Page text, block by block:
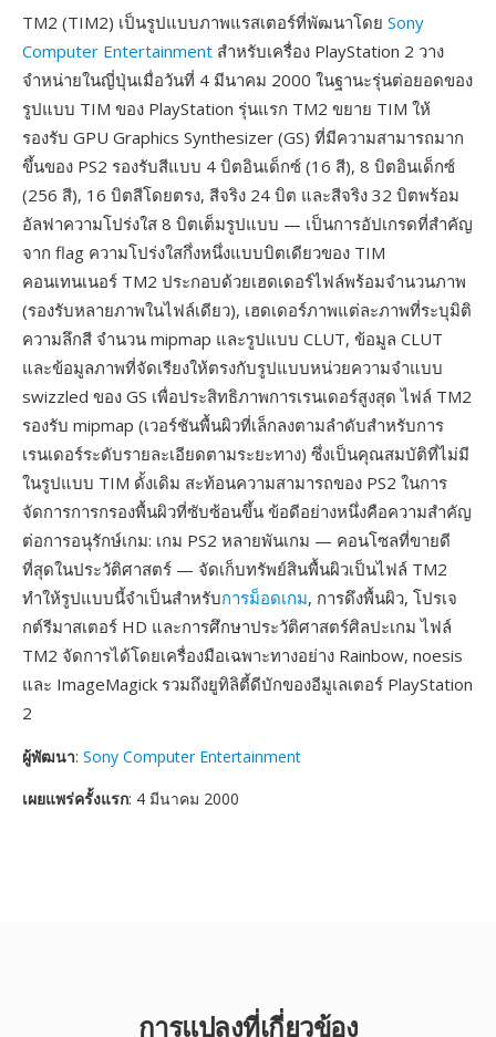
TM2 (TIM2) เป็นรูปแบบภาพแรสเตอร์ที่พัฒนาโดย Sony
Computer Entertainment สำหรับเครื่อง PlayStation 2 วาง
จำหน่ายในญี่ปุ่นเมื่อวันที่ 4 มีนาคม 2000 ในฐานะรุ่นต่อยอดของ
รูปแบบ TIM ของ PlayStation รุ่นแรก TM2 ขยาย TIM ให้
รองรับ GPU Graphics Synthesizer (GS) ที่มีความสามารถมาก
ขึ้นของ PS2 รองรับสีแบบ 4 บิตอินเด็กซ์ (16 สี), 8 บิตอินเด็กซ์
(256 สี), 16 บิตสีโดยตรง, สีจริง 24 บิต และสีจริง 32 บิตพร้อม
อัลฟาความโปร่งใส 8 บิตเต็มรูปแบบ — เป็นการอัปเกรดที่สำคัญ
จาก flag ความโปร่งใสกึ่งหนึ่งแบบบิตเดียวของ TIM
คอนเทนเนอร์ TM2 ประกอบด้วยเฮดเดอร์ไฟล์พร้อมจำนวนภาพ
(รองรับหลายภาพในไฟล์เดียว), เฮดเดอร์ภาพแต่ละภาพที่ระบุมิติ
ความลึกสี จำนวน mipmap และรูปแบบ CLUT, ข้อมูล CLUT
และข้อมูลภาพที่จัดเรียงให้ตรงกับรูปแบบหน่วยความจำแบบ
swizzled ของ GS เพื่อประสิทธิภาพการเรนเดอร์สูงสุด ไฟล์ TM2
รองรับ mipmap (เวอร์ชันพื้นผิวที่เล็กลงตามลำดับสำหรับการ
เรนเดอร์ระดับรายละเอียดตามระยะทาง) ซึ่งเป็นคุณสมบัติที่ไม่มี
ในรูปแบบ TIM ดั้งเดิม สะท้อนความสามารถของ PS2 ในการ
จัดการการกรองพื้นผิวที่ซับซ้อนขึ้น ข้อดีอย่างหนึ่งคือความสำคัญ
ต่อการอนุรักษ์เกม: เกม PS2 หลายพันเกม — คอนโซลที่ขายดี
ที่สุดในประวัติศาสตร์ — จัดเก็บทรัพย์สินพื้นผิวเป็นไฟล์ TM2
ทำให้รูปแบบนี้จำเป็นสำหรับการม็อดเกม, การดึงพื้นผิว, โปรเจ
กต์รีมาสเตอร์ HD และการศึกษาประวัติศาสตร์ศิลปะเกม ไฟล์
TM2 จัดการได้โดยเครื่องมือเฉพาะทางอย่าง Rainbow, noesis
และ ImageMagick รวมถึงยูทิลิตี้ดีบักของอีมูเลเตอร์ PlayStation
2
ผู้พัฒนา: Sony Computer Entertainment
เผยแพร่ครั้งแรก: 4 มีนาคม 2000
การแปลงที่เกี่ยวข้อง